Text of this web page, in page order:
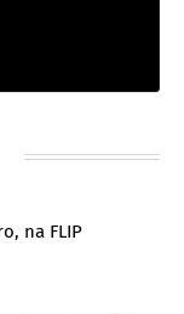
na FLIP